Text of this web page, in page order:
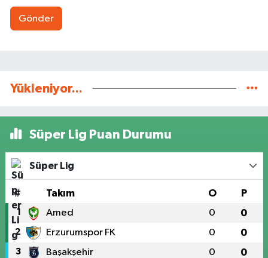
Gönder
Yükleniyor...
Süper Lig Puan Durumu
Süper Lig
# Takım O P
1 Amed 0 0
2 Erzurumspor FK 0 0
3 Başakşehir 0 0